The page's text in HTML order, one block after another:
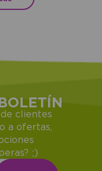
clientes
a ofertas,
;)